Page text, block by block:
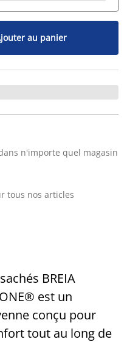
au panier
n'importe quel magasin
tous nos articles
BREIA
est un
conçu pour
tout au long de